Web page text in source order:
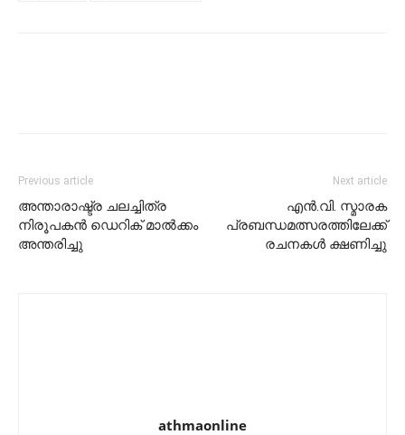
Previous article
അന്താരാഷ്ട്ര ചലച്ചിത്ര
നിരൂപകന്‍ ഡെറിക് മാല്‍ക്കം
അന്തരിച്ചു
Next article
എന്‍.വി. സ്മാരക
പ്രബന്ധമത്സരത്തിലേക്ക്
രചനകള്‍ ക്ഷണിച്ചു
athmaonline